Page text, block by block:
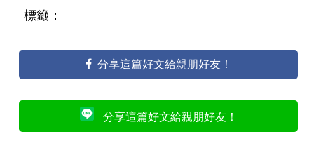
標籤：
分享這篇好文給親朋好友！
分享這篇好文給親朋好友！